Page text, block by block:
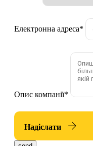
Електронна адреса*
Опис компанії*
Надіслати